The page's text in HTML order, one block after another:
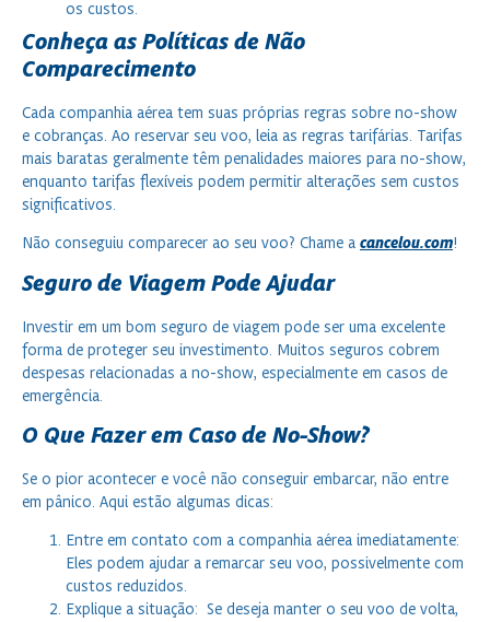
os custos.
Conheça as Políticas de Não
Comparecimento
Cada companhia aérea tem suas próprias regras sobre no-show
e cobranças. Ao reservar seu voo, leia as regras tarifárias. Tarifas
mais baratas geralmente têm penalidades maiores para no-show,
enquanto tarifas flexíveis podem permitir alterações sem custos
significativos.
Não conseguiu comparecer ao seu voo? Chame a cancelou.com!
Seguro de Viagem Pode Ajudar
Investir em um bom seguro de viagem pode ser uma excelente
forma de proteger seu investimento. Muitos seguros cobrem
despesas relacionadas a no-show, especialmente em casos de
emergência.
O Que Fazer em Caso de No-Show?
Se o pior acontecer e você não conseguir embarcar, não entre
em pânico. Aqui estão algumas dicas:
Entre em contato com a companhia aérea imediatamente:
Eles podem ajudar a remarcar seu voo, possivelmente com
custos reduzidos.
Explique a situação:
Se deseja manter o seu voo de volta,